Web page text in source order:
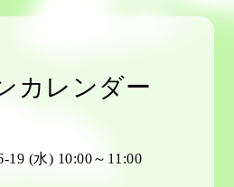
カレンダー
19 (水) 10:00～11:00